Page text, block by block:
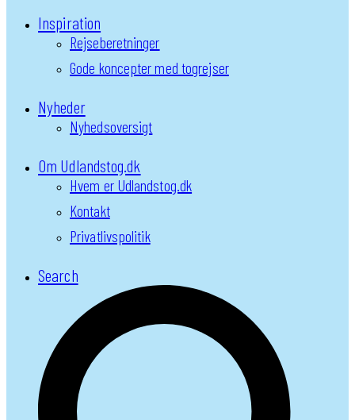
Inspiration
Rejseberetninger
Gode koncepter med togrejser
Nyheder
Nyhedsoversigt
Om Udlandstog.dk
Hvem er Udlandstog.dk
Kontakt
Privatlivspolitik
Search